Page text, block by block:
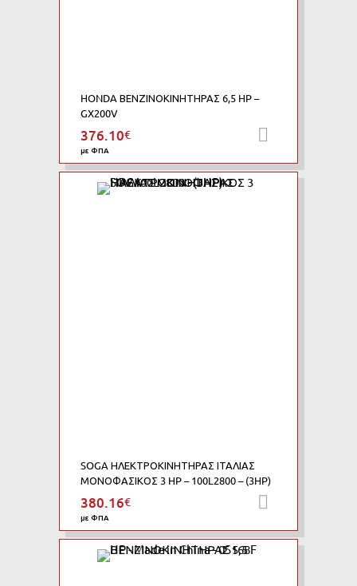
HONDA ΒΕΝΖΙΝΟΚΙΝΗΤΗΡΑΣ 6,5 HP –
GX200V
376.10€
με ΦΠΑ
SOGA ΗΛΕΚΤΡΟΚΙΝΗΤΗΡΑΣ ΙΤΑΛΙΑΣ
ΜΟΝΟΦΑΣΙΚΟΣ 3 HP – 100L2800 – (3HP)
380.16€
με ΦΠΑ